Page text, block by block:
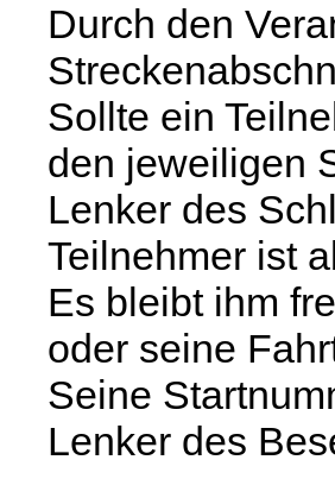
Durch den
Sollte ein
den jeweiligen
Lenker des
Teilnehmer ist
Es bleibt ihm
oder seine
Seine
Lenker des